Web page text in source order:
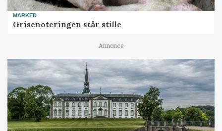
MARKED
Grisenoteringen står stille
Annonce